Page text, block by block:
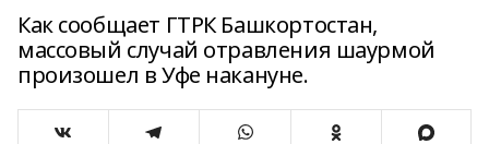
Как сообщает ГТРК Башкортостан,
массовый случай отравления шаурмой
произошел в Уфе накануне.